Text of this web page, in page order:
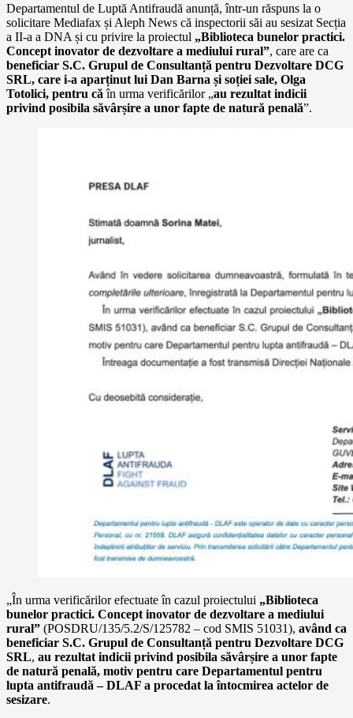
Departamentul de Luptă Antifraudă anunță, într-un răspuns la o
solicitare Mediafax și Aleph News că inspectorii săi au sesizat Secția
a II-a a DNA și cu privire la proiectul „Biblioteca bunelor practici.
Concept inovator de dezvoltare a mediului rural”, care are ca
beneficiar S.C. Grupul de Consultanță pentru Dezvoltare DCG
SRL, care i-a aparținut lui Dan Barna și soției sale, Olga
Totolici, pentru căîn urma verificărilor „au rezultat indicii
privind posibila săvârșire a unor fapte de natură penală”.
„În urma verificărilor efectuate în cazul proiectului „Biblioteca
bunelor practici. Concept inovator de dezvoltare a mediului
rural” (POSDRU/135/5.2/S/125782 – cod SMIS 51031), având ca
beneficiar S.C. Grupul de Consultanță pentru Dezvoltare DCG
SRL, au rezultat indicii privind posibila săvârșire a unor fapte
de natură penală, motiv pentru care Departamentul pentru
lupta antifraudă – DLAF a procedat la întocmirea actelor de
sesizare.